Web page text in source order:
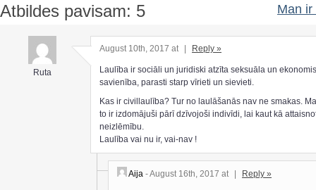
Atbildes pavisam: 5 Man ir
Ruta
August 10th, 2017 at | Reply »
Laulība ir sociāli un juridiski atzīta seksuāla un
savienība, parasti starp vīrieti un sievieti.
Kas ir civillaulība? Tur no laulāšanās nav ne smakas.
to ir izdomājuši pārī dzīvojoši indivīdi, lai kaut kā
neizlēmību.
Laulība vai nu ir, vai-nav !
Aija - August 16th, 2017 at Reply »